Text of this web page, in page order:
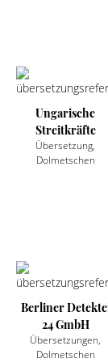
Ungarische
Streitkräfte
Übersetzung,
Dolmetschen
Berliner
24 GmbH
Übersetzungen,
Dolmetschen